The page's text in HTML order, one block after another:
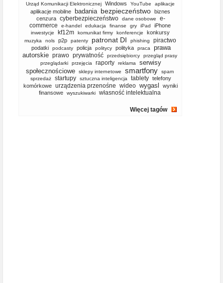
Urząd Komunikacji Elektronicznej Windows YouTube aplikacje
aplikacje mobilne badania bezpieczeństwo biznes
cenzura cyberbezpieczeństwo dane osobowe
e-
commerce
e-handel edukacja finanse gry iPad iPhone
inwestycje kf12m komunikat firmy konferencje konkursy
muzyka nols p2p patenty patronat DI phishing piractwo
podatki podcasty policja politycy polityka praca
prawa
autorskie prawo prywatność przedsiębiorcy
przegląd prasy
przeglądarki
przejęcia raporty reklama
serwisy
społecznościowe
sklepy internetowe smartfony
spam
sprzedaż
startupy sztuczna inteligencja tablety telefony
komórkowe
urządzenia przenośne wideo wygasl
wyniki
finansowe
wyszukiwarki własność intelektualna
Więcej tagów